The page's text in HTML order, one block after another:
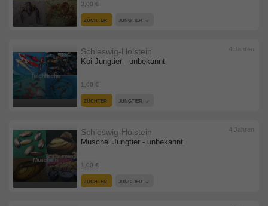
3,00 €
ZÜCHTER JUNGTIER
Koi Jungtier - unbekannt
Schleswig-Holstein
1,00 €
4 Jahren
ZÜCHTER JUNGTIER
Muschel Jungtier - unbekannt
Schleswig-Holstein
1,00 €
4 Jahren
ZÜCHTER JUNGTIER